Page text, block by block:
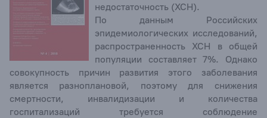
недостаточность (ХСН).
По данным Российских
эпидемиологических исследований,
распространенность ХСН в общей
популяции составляет 7%. Однако
совокупность причин развития этого заболевания
является разноплановой, поэтому для снижения
смертности, инвалидизации и количества
госпитализаций требуется соблюдение